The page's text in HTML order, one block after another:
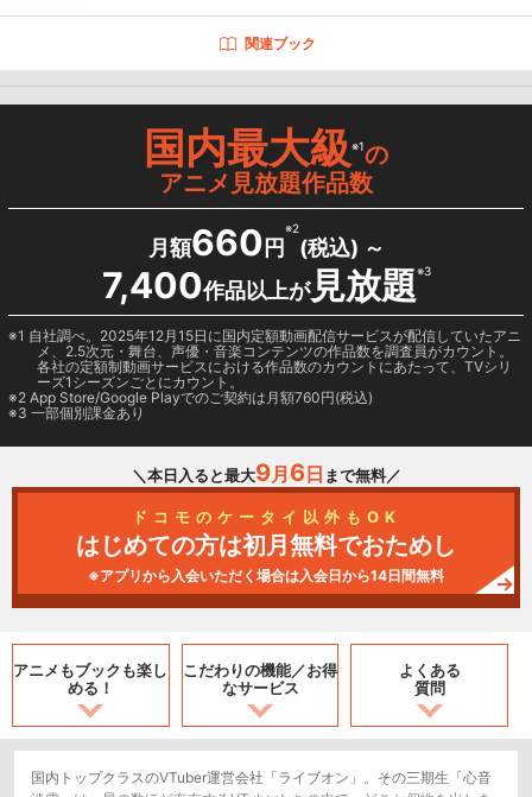
関連ブック
国内最大級※1の
アニメ見放題作品数
月額660 円
※2
(税込) ～
7,400作品以上が見放題※3
1 自社調べ。2025年12月15日に国内定額動画配信サービスが配信していたアニ
メ、2.5次元・舞台、声優・音楽コンテンツの作品数を調査員がカウント。
各社の定額制動画サービスにおける作品数のカウントにあたって、TVシリ
ーズ1シーズンごとにカウント。
2 App Store/Google Playでのご契約は月額760円(税込)
3 一部個別課金あり
＼本日入ると最大9月 6日 まで無料／
ドコモのケータイ以外もOK
はじめての方は初月無料でおためし
※アプリから入会いただく場合は入会日から14日間無料
アニメもブックも楽し
める！
こだわりの機能／お得
なサービス
よくある
質問
国内トップクラスのVTuber運営会社「ライブオン」。その三期生「心音